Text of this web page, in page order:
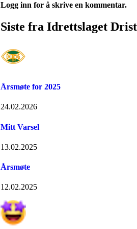
Logg inn for å skrive en kommentar.
Siste fra Idrettslaget
Årsmøte for 2025
24.02.2026
Mitt Varsel
13.02.2025
Årsmøte
12.02.2025